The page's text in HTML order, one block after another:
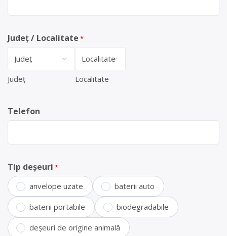
Județ / Localitate *
Județ Localitate
Telefon
Tip deșeuri *
anvelope uzate baterii auto
baterii portabile biodegradabile
deșeuri de origine animală